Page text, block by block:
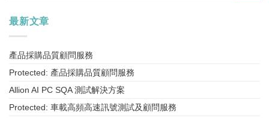
最新文章
產品採購品質顧問服務
Protected: 產品採購品質顧問服務
Allion AI PC SQA 測試解決方案
Protected: 車載高頻高速訊號測試及顧問服務